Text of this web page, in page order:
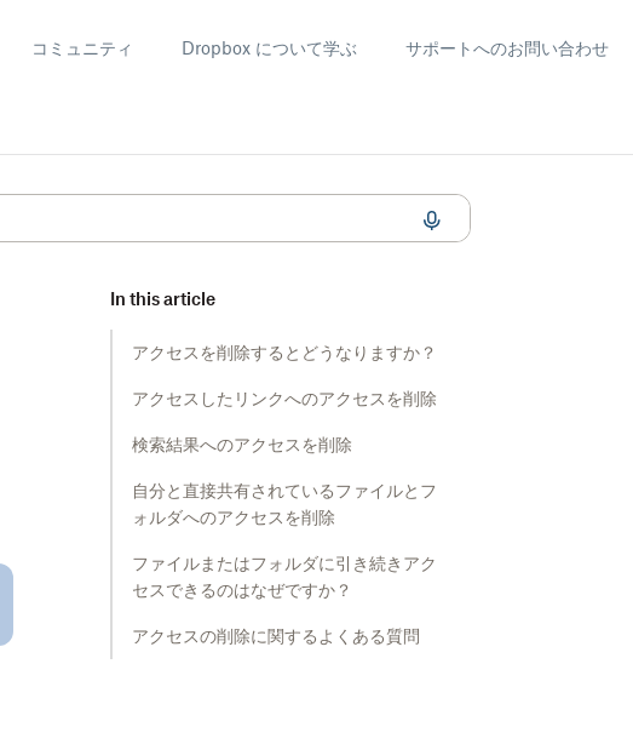
コミュニティ Dropbox について学ぶ サポートへのお問い合わせ
In this article
アクセスを削除するとどうなりますか？
アクセスしたリンクへのアクセスを削除
検索結果へのアクセスを削除
自分と直接共有されているファイルとフ
ォルダへのアクセスを削除
ファイルまたはフォルダに引き続きアク
セスできるのはなぜですか？
アクセスの削除に関するよくある質問